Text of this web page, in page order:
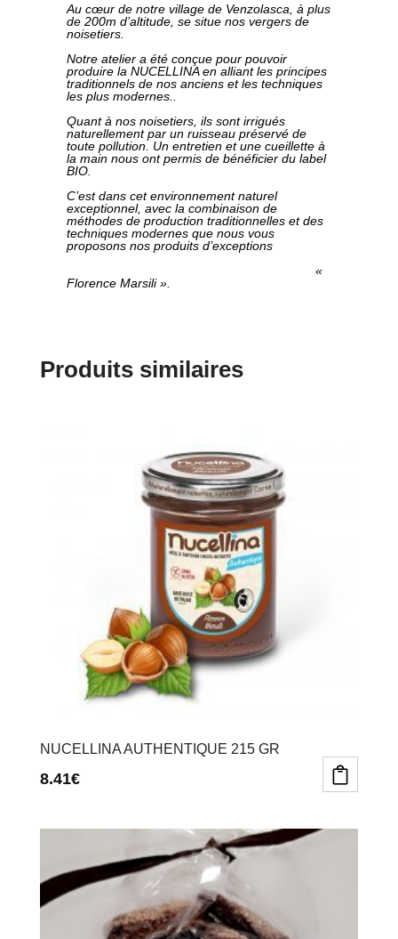
Au cœur de notre village de Venzolasca, à plus
de 200m d’altitude, se situe nos vergers de
noisetiers.
Notre atelier a été conçue pour pouvoir
produire la NUCELLINAen alliantles principes
traditionnels de nos anciens et les techniques
les plus modernes..
Quant à nos noisetiers, ils sont irrigués
naturellement par un ruisseau préservé de
toute pollution. Un entretien et une cueillette à
la main nous ont permis de bénéficier du label
BIO.
C’est dans cet environnement naturel
exceptionnel, avec la combinaison de
méthodes de production traditionnelles et des
techniques modernes que nous vous
proposons nos produits d’exceptions
«
Florence Marsili ».
Produits similaires
NUCELLINA AUTHENTIQUE 215 GR
8.41€